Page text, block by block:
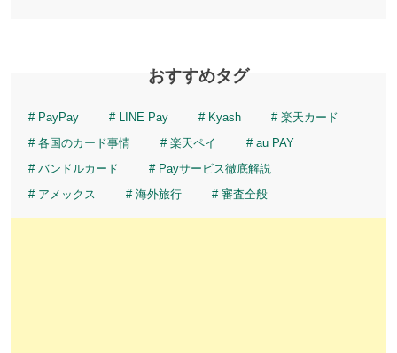
おすすめタグ
PayPay LINE Pay Kyash
楽天カード
各国のカード事情
楽天ペイ
au PAY
バンドルカード
Payサービス徹底解説
アメックス
海外旅行 審査全般